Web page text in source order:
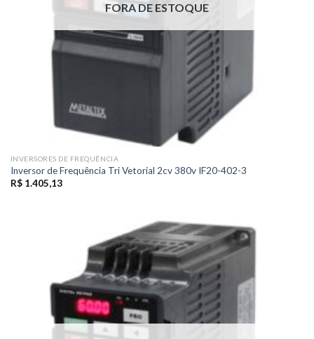
FORA DE ESTOQUE
INVERSORES DE FREQUÊNCIA
Inversor de Frequência Tri Vetorial 2cv 380v IF20-402-3
R$1.405,13